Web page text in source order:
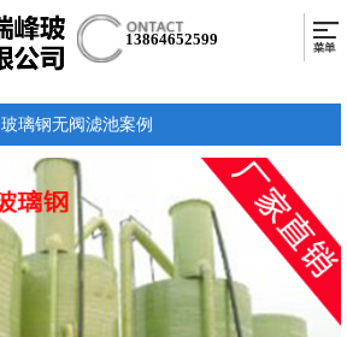
13864652599
玻璃钢无阀滤池案例